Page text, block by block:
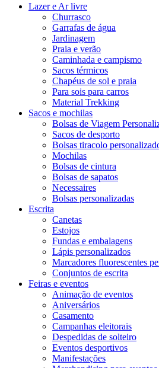
Lazer e Ar livre
Churrasco
Garrafas de água
Jardinagem
Praia e verão
Caminhada e campismo
Sacos térmicos
Chapéus de sol e praia
Para sois para carros
Material Trekking
Sacos e mochilas
Bolsas de Viagem
Sacos de desporto
Bolsas tiracolo
Mochilas
Bolsas de cintura
Bolsas de sapatos
Necessaires
Bolsas personalizadas
Escrita
Canetas
Estojos
Fundas e embalagens
Lápis personalizados
Marcadores fluorescentes
Conjuntos de escrita
Feiras e eventos
Animação de eventos
Aniversários
Casamento
Campanhas eleitorais
Despedidas de solteiro
Eventos desportivos
Manifestações